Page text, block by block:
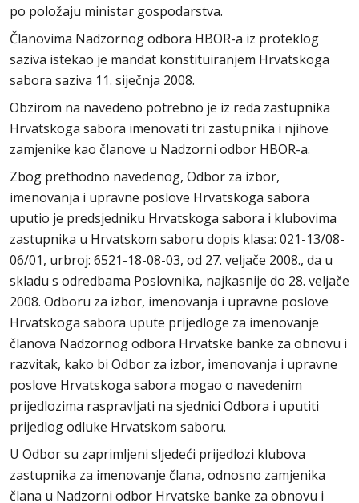
po položaju ministar gospodarstva.
Članovima Nadzornog odbora HBOR-a iz proteklog
saziva istekao je mandat konstituiranjem Hrvatskoga
sabora saziva 11. siječnja 2008.
Obzirom na navedeno potrebno je iz reda zastupnika
Hrvatskoga sabora imenovati tri zastupnika i njihove
zamjenike kao članove u Nadzorni odbor HBOR-a.
Zbog prethodno navedenog, Odbor za izbor,
imenovanja i upravne poslove Hrvatskoga sabora
uputio je predsjedniku Hrvatskoga sabora i klubovima
zastupnika u Hrvatskom saboru dopis klasa: 021-13/08-
06/01, urbroj: 6521-18-08-03, od 27. veljače 2008., da u
skladu s odredbama Poslovnika, najkasnije do 28. veljače
2008. Odboru za izbor, imenovanja i upravne poslove
Hrvatskoga sabora upute prijedloge za imenovanje
članova Nadzornog odbora Hrvatske banke za obnovu i
razvitak, kako bi Odbor za izbor, imenovanja i upravne
poslove Hrvatskoga sabora mogao o navedenim
prijedlozima raspravljati na sjednici Odbora i uputiti
prijedlog odluke Hrvatskom saboru.
U Odbor su zaprimljeni sljedeći prijedlozi klubova
zastupnika za imenovanje člana, odnosno zamjenika
člana u Nadzorni odbor Hrvatske banke za obnovu i